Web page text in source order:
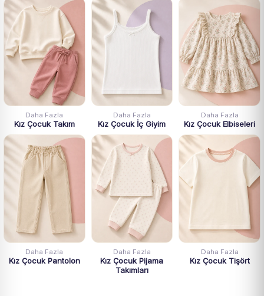
Daha Fazla
Kız Çocuk Takım
Daha Fazla
Kız Çocuk İç Giyim
Daha Fazla
Kız Çocuk Elbiseleri
Daha Fazla
Kız Çocuk Pantolon
Daha Fazla
Kız Çocuk Pijama
Takımları
Daha Fazla
Kız Çocuk Tişört